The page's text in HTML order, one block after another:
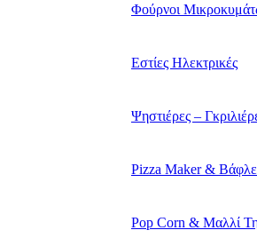
Φούρνοι
Εστίες Ηλεκτρικές
Ψηστιέρες –
Pizza Maker &
Pop Corn & Μαλλί